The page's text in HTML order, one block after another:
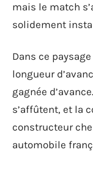
mais le match
solidement
Dans ce
longueur
gagnée
s’affûtent, et la
constructeur
automobile